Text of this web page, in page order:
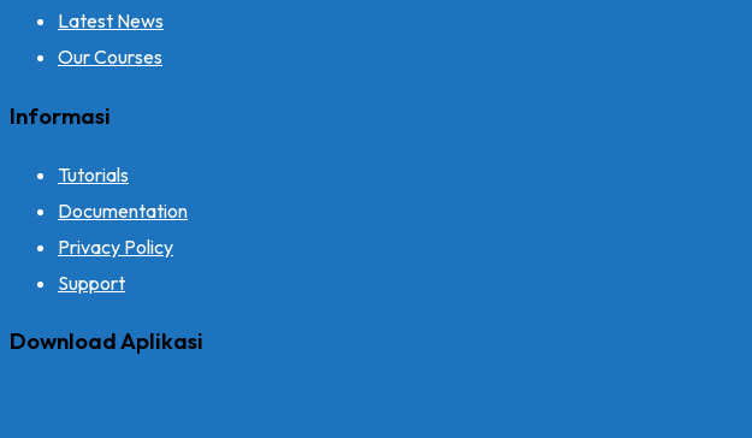
Latest News
Our Courses
Informasi
Tutorials
Documentation
Privacy Policy
Support
Download Aplikasi